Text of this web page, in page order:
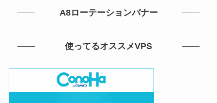
A8ローテーションバナー
使ってるオススメVPS